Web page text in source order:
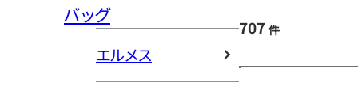
バッグ
エルメス
707 件